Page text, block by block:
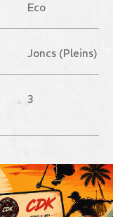
Eco
Joncs (Pleins)
3